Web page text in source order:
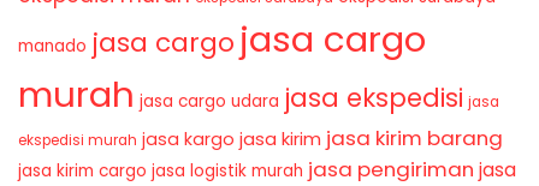
manado jasa cargo jasa cargo
murah jasa cargo udara jasa ekspedisi jasa
ekspedisi murah jasa kargo jasa kirim jasa kirim barang
jasa kirim cargo jasa logistik murah jasa pengiriman jasa